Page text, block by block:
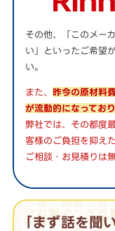
その他、「このメー
い」といったご希望
い。
また、
昨今の原材料
が流動的になっており
弊社では、その都度
客様のご負担を抑え
ご相談・お見積りは
｢まず話を聞